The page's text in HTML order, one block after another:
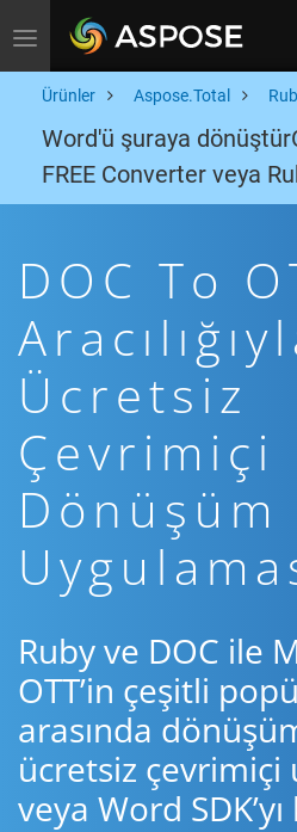
Toggle navigation
Ürünler Aspose.Total
Word'ü şuraya
FREE Converter veya
DOC To
Ücretsiz
Çevrimiçi
Dönüşüm
Ruby ve DOC ile
OTT’in çeşitli
arasında
ücretsiz çevrimiçi
veya Word